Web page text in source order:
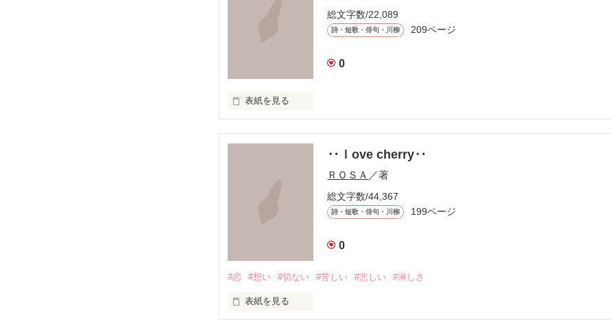
総文字数/22,089
詩・短歌・俳句・川柳 209ページ
0
表紙を見る
道は、浅く
‥ｌove cherry‥
ＲＯＳＡ ／著
総文字数/44,367
詩・短歌・俳句・川柳 199ページ
0
#恋 #想い #切ない #苦しい #悲しい #淋しさ
表紙を見る